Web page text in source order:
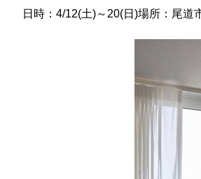
日時：4/12(土)～20(日)場所：尾道